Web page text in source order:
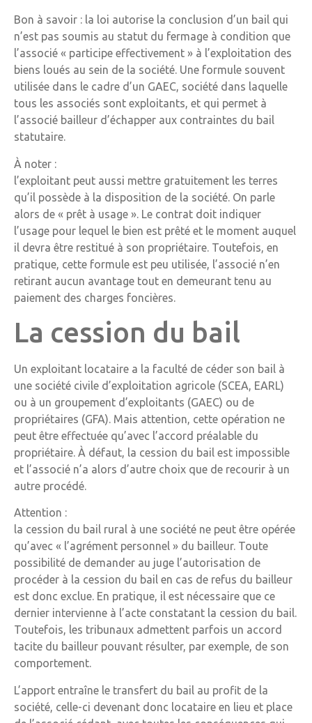
Bon à savoir : la loi autorise la conclusion d’un bail qui
n’est pas soumis au statut du fermage à condition que
l’associé « participe effectivement » à l’exploitation des
biens loués au sein de la société. Une formule souvent
utilisée dans le cadre d’un GAEC, société dans laquelle
tous les associés sont exploitants, et qui permet à
l’associé bailleur d’échapper aux contraintes du bail
statutaire.
À noter :
l’exploitant peut aussi mettre gratuitement les terres
qu’il possède à la disposition de la société. On parle
alors de « prêt à usage ». Le contrat doit indiquer
l’usage pour lequel le bien est prêté et le moment auquel
il devra être restitué à son propriétaire. Toutefois, en
pratique, cette formule est peu utilisée, l’associé n’en
retirant aucun avantage tout en demeurant tenu au
paiement des charges foncières.
La cession du bail
Un exploitant locataire a la faculté de céder son bail à
une société civile d’exploitation agricole (SCEA, EARL)
ou à un groupement d’exploitants (GAEC) ou de
propriétaires (GFA). Mais attention, cette opération ne
peut être effectuée qu’avec l’accord préalable du
propriétaire. À défaut, la cession du bail est impossible
et l’associé n’a alors d’autre choix que de recourir à un
autre procédé.
Attention :
la cession du bail rural à une société ne peut être opérée
qu’avec « l’agrément personnel » du bailleur. Toute
possibilité de demander au juge l’autorisation de
procéder à la cession du bail en cas de refus du bailleur
est donc exclue. En pratique, il est nécessaire que ce
dernier intervienne à l’acte constatant la cession du bail.
Toutefois, les tribunaux admettent parfois un accord
tacite du bailleur pouvant résulter, par exemple, de son
comportement.
L’apport entraîne le transfert du bail au profit de la
société, celle-ci devenant donc locataire en lieu et place